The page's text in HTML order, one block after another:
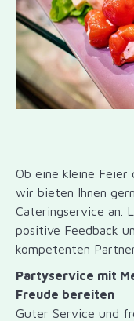
Ob eine kleine Feier
wir bieten Ihnen
Cateringservice an.
positive Feedback
kompetenten
Partyservice mit
Freude bereiten
Guter Service und